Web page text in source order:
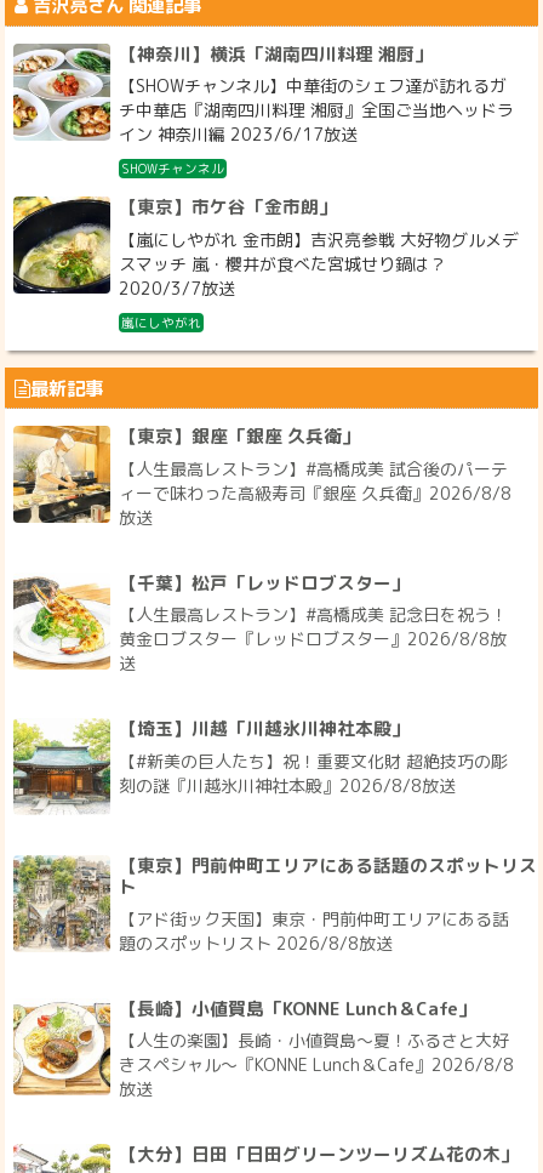
【神奈川】横浜「湖南四川料理 湘厨」
【SHOWチャンネル】中華街のシェフ達が訪れるガ
チ中華店『湖南四川料理 湘厨』全国ご当地ヘッドラ
イン 神奈川編 2023/6/17放送
SHOWチャンネル
【東京】市ケ谷「金市朗」
【嵐にしやがれ 金市朗】吉沢亮参戦 大好物グルメデ
スマッチ 嵐・櫻井が食べた宮城せり鍋は？
2020/3/7放送
嵐にしやがれ
最新記事
【東京】銀座「銀座 久兵衛」
【人生最高レストラン】#高橋成美 試合後のパーテ
ィーで味わった高級寿司『銀座 久兵衛』2026/8/8
放送
【千葉】松戸「レッドロブスター」
【人生最高レストラン】#高橋成美 記念日を祝う！
黄金ロブスター『レッドロブスター』2026/8/8放
送
【埼玉】川越「川越氷川神社本殿」
【#新美の巨人たち】祝！重要文化財 超絶技巧の彫
刻の謎『川越氷川神社本殿』2026/8/8放送
【東京】門前仲町エリアにある話題のスポットリス
ト
【アド街ック天国】東京・門前仲町エリアにある話
題のスポットリスト 2026/8/8放送
【長崎】小値賀島「KONNE Lunch＆Cafe」
【人生の楽園】長崎・小値賀島～夏！ふるさと大好
きスペシャル～『KONNE Lunch＆Cafe』2026/8/8
放送
【大分】日田「日田グリーンツーリズム花の木」